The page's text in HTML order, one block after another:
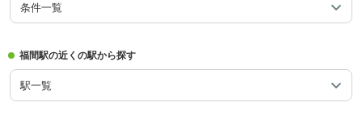
条件一覧
福間駅の近くの駅から探す
駅一覧